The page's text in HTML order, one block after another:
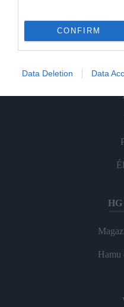
CONFIRM
Data Deletion Data
Hamu